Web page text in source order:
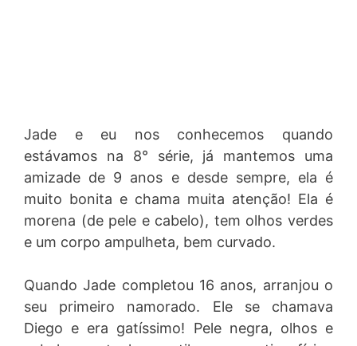
Jade e eu nos conhecemos quando
estávamos na 8° série, já mantemos uma
amizade de 9 anos e desde sempre, ela é
muito bonita e chama muita atenção! Ela é
morena (de pele e cabelo), tem olhos verdes
e um corpo ampulheta, bem curvado.
Quando Jade completou 16 anos, arranjou o
seu primeiro namorado. Ele se chamava
Diego e era gatíssimo! Pele negra, olhos e